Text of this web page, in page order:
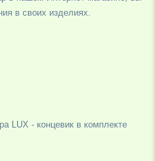
в своих изделиях.
LUX - концевик в комплекте